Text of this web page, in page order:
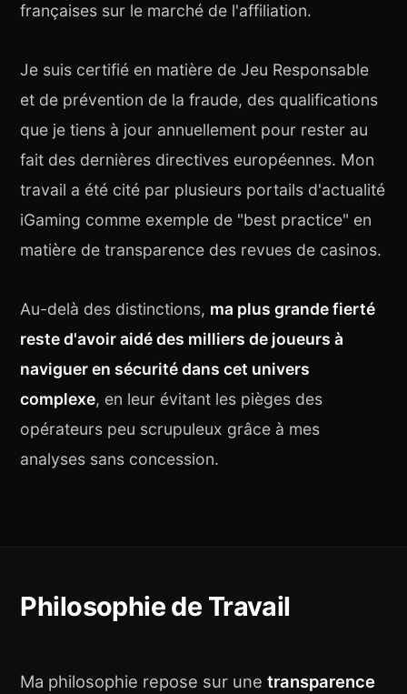
françaises sur le marché de l'affiliation.
Je suis certifié en matière de Jeu Responsable
et de prévention de la fraude, des qualifications
que je tiens à jour annuellement pour rester au
fait des dernières directives européennes. Mon
travail a été cité par plusieurs portails d'actualité
iGaming comme exemple de "best practice" en
matière de transparence des revues de casinos.
Au-delà des distinctions, ma plus grande fierté
reste d'avoir aidé des milliers de joueurs à
naviguer en sécurité dans cet univers
complexe, en leur évitant les pièges des
opérateurs peu scrupuleux grâce à mes
analyses sans concession.
Philosophie de Travail
Ma philosophie repose sur unetransparence